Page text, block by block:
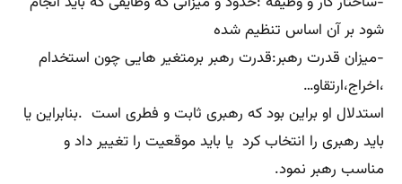
شود بر آن اساس تنظیم شده
-میزان قدرت رهبر:قدرت رهبر برمتغیر هایی چون استخدام
،اخراج،ارتقاو…
استدلال او براین بود که رهبری ثابت و فطری است .بنابراین یا
باید رهبری را انتخاب کرد یا باید موقعیت را تغییر داد و
مناسب رهبر نمود.